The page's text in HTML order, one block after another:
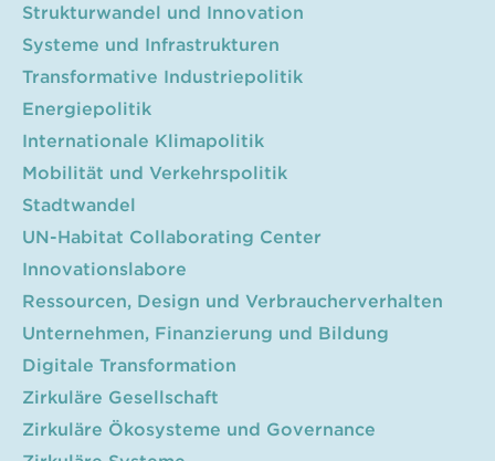
Strukturwandel und Innovation
Systeme und Infrastrukturen
Transformative Industriepolitik
Energiepolitik
Internationale Klimapolitik
Mobilität und Verkehrspolitik
Stadtwandel
UN-Habitat Collaborating Center
Innovationslabore
Ressourcen, Design und Verbraucherverhalten
Unternehmen, Finanzierung und Bildung
Digitale Transformation
Zirkuläre Gesellschaft
Zirkuläre Ökosysteme und Governance